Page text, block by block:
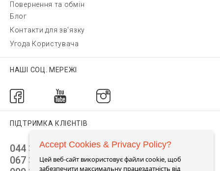
Повернення та обмін
Блог
Контакти для зв'язку
Угода Користувача
НАШІ СОЦ. МЕРЕЖІ
ПІДТРИМКА КЛІЄНТІВ
044 392 44 45
067 344 14 44 (viber)
Accept Cookies & Privacy Policy?
Цей веб-сайт використовує файли cookie, щоб
забезпечити максимальну працездатність від